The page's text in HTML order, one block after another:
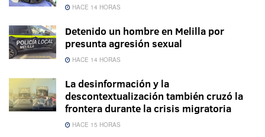
HACE 14 HORAS
Detenido un hombre en Melilla por
presunta agresión sexual
HACE 14 HORAS
La desinformación y la
descontextualización también cruzó la
frontera durante la crisis migratoria
HACE 15 HORAS